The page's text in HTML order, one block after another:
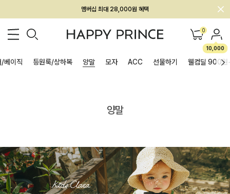
멤버십 최대 28,000원 혜택
0
10,000
/베이직 등원룩/상하복 양말 모자 ACC 선물하기 웰컴딜 900원
양말